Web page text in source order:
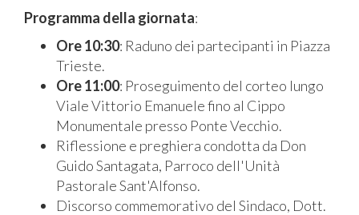
Programma della giornata:
Ore 10:30: Raduno dei partecipanti in Piazza
Trieste.
Ore 11:00: Proseguimento del corteo lungo
Viale Vittorio Emanuele fino al Cippo
Monumentale presso Ponte Vecchio.
Riflessione e preghiera condotta da Don
Guido Santagata, Parroco dell'Unità
Pastorale Sant'Alfonso.
Discorso commemorativo del Sindaco, Dott.